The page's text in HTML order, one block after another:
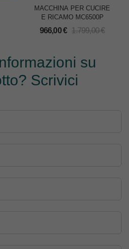
MACCHINA PER CUCIRE
E RICAMO MC6500P
966,00€ 1.799,00€
su
Scrivici